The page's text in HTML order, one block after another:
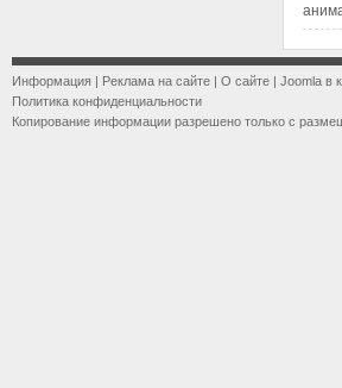
Информация | Реклама на сайте | О сайте | Joomla в
Политика конфиденциальности
Копирование информации разрешено только с